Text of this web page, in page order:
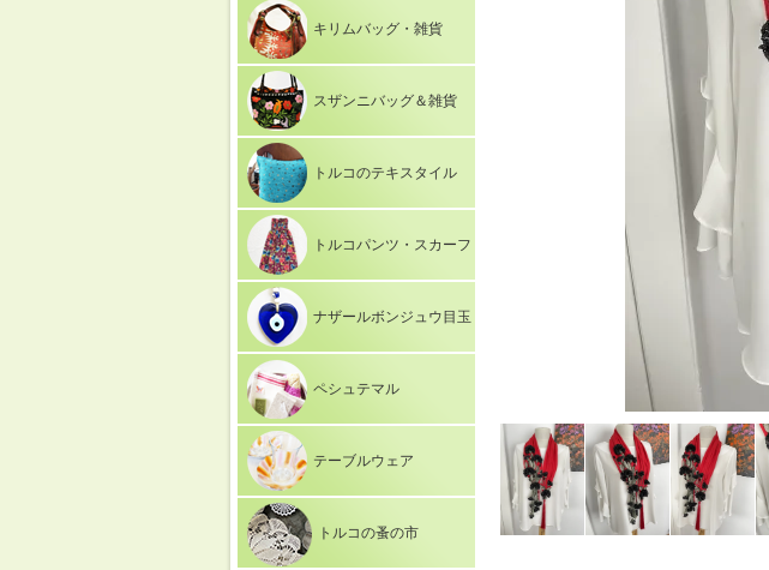
キリムバッグ・雑貨
スザンニバッグ＆雑貨
トルコのテキスタイル
トルコパンツ・スカーフ
ナザールボンジュウ目玉
ペシュテマル
テーブルウェア
トルコの蚤の市